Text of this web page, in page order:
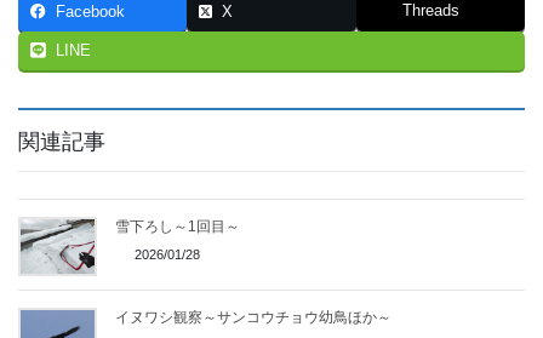
Facebook X Threads
LINE
関連記事
雪下ろし～1回目～
2026/01/28
イヌワシ観察～サンコウチョウ幼鳥ほか～